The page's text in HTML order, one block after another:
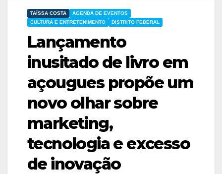
TAÍSSA COSTA
AGENDA DE EVENTOS
CULTURA E ENTRETENIMENTO
DISTRITO FEDERAL
Lançamento
inusitado de livro em
açougues propõe um
novo olhar sobre
marketing,
tecnologia e excesso
de inovação